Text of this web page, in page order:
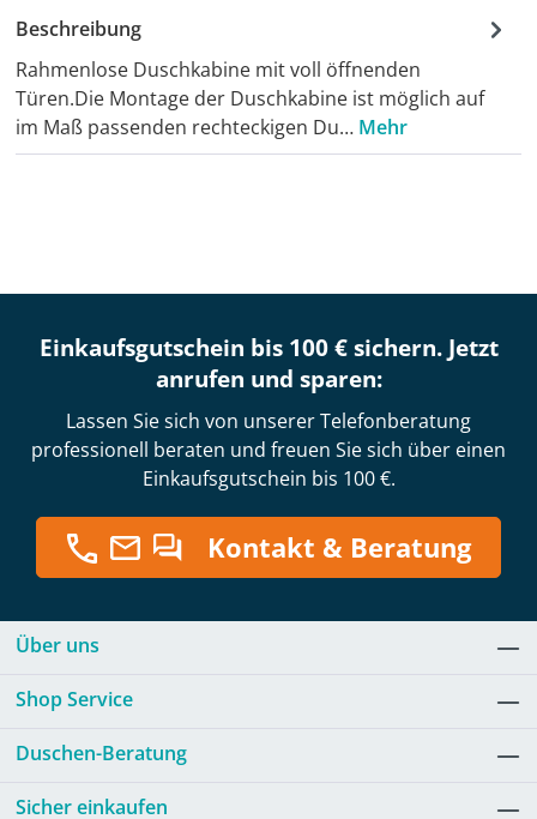
Beschreibung
Rahmenlose Duschkabine mit voll öffnenden
Türen.Die Montage der Duschkabine ist möglich auf
im Maß passenden rechteckigen Du… Mehr
Einkaufsgutschein bis 100 € sichern. Jetzt
anrufen und sparen:
Lassen Sie sich von unserer Telefonberatung
professionell beraten und freuen Sie sich über einen
Einkaufsgutschein bis 100 €.
Kontakt & Beratung
Über uns
Shop Service
Duschen-Beratung
Sicher einkaufen